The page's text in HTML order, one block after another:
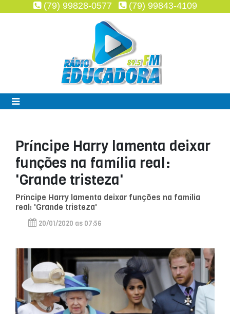
(79) 99828-0577 (79) 99843-4109
Príncipe Harry lamenta deixar
funções na família real:
'Grande tristeza'
Príncipe Harry lamenta deixar funções na família
real: 'Grande tristeza'
20/01/2020 as 07:56